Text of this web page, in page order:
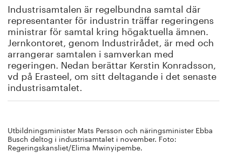
Energi/miljö
Vi tycker
Publicerat
Bildbank
Industrisamtalen är regelbundna samtal där
representanter för industrin träffar regeringens
ministrar för samtal kring högaktuella ämnen.
Jernkontoret, genom Industrirådet, är med och
arrangerar samtalen i samverkan med
regeringen. Nedan berättar Kerstin Konradsson,
vd på Erasteel, om sitt deltagande i det senaste
industrisamtalet.
Utbildningsminister Mats Persson och näringsminister Ebba
Busch deltog i industrisamtalet i november. Foto:
Regeringskansliet/Elima Mwinyipembe.